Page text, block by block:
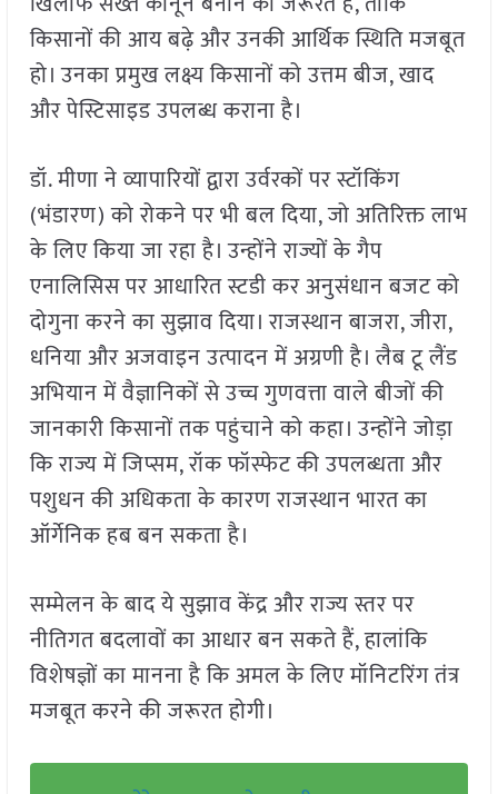
किसानों की आय बढ़े और उनकी आर्थिक स्थिति मजबूत
हो। उनका प्रमुख लक्ष्य किसानों को उत्तम बीज, खाद
और पेस्टिसाइड उपलब्ध कराना है।
डॉ. मीणा ने व्यापारियों द्वारा उर्वरकों पर स्टॉकिंग
(भंडारण) को रोकने पर भी बल दिया, जो अतिरिक्त लाभ
के लिए किया जा रहा है। उन्होंने राज्यों के गैप
एनालिसिस पर आधारित स्टडी कर अनुसंधान बजट को
दोगुना करने का सुझाव दिया। राजस्थान बाजरा, जीरा,
धनिया और अजवाइन उत्पादन में अग्रणी है। लैब टू लैंड
अभियान में वैज्ञानिकों से उच्च गुणवत्ता वाले बीजों की
जानकारी किसानों तक पहुंचाने को कहा। उन्होंने जोड़ा
कि राज्य में जिप्सम, रॉक फॉस्फेट की उपलब्धता और
पशुधन की अधिकता के कारण राजस्थान भारत का
ऑर्गेनिक हब बन सकता है।
सम्मेलन के बाद ये सुझाव केंद्र और राज्य स्तर पर
नीतिगत बदलावों का आधार बन सकते हैं, हालांकि
विशेषज्ञों का मानना है कि अमल के लिए मॉनिटरिंग तंत्र
मजबूत करने की जरूरत होगी।